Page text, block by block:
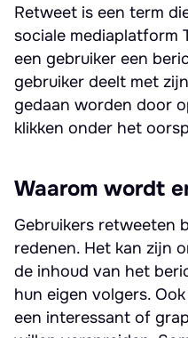
Retweet is een term
sociale mediaplatform
een gebruiker een
gebruiker deelt met
gedaan worden door
klikken onder het
Waarom wordt
Gebruikers retweeten
redenen. Het kan zijn
de inhoud van het
hun eigen volgers.
een interessant of